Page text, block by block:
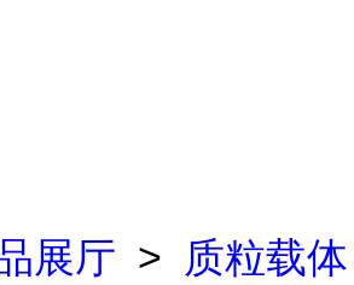
展厅 >
质粒载体